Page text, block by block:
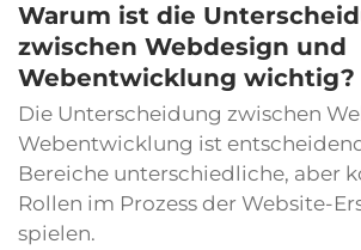
Warum ist die
zwischen Webdesign und
Webentwicklung wichtig?
Die Unterscheidung zwischen
Webentwicklung ist
Bereiche unterschiedliche, aber
Rollen im Prozess der Website-
spielen.